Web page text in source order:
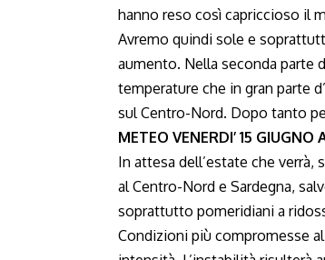
hanno reso così capriccioso il
Avremo quindi sole e
aumento. Nella seconda parte
temperature che in gran parte
sul Centro-Nord. Dopo tanto
METEO VENERDI’ 15
In attesa dell’estate che
al Centro-Nord e Sardegna,
soprattutto pomeridiani a
Condizioni più compromesse